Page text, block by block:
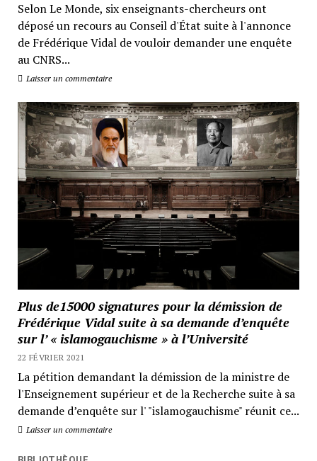
Selon Le Monde, six enseignants-chercheurs ont
déposé un recours au Conseil d'État suite à l'annonce
de Frédérique Vidal de vouloir demander une enquête
au CNRS...
Laisser un commentaire
Plus de15000 signatures pour la démission de
Frédérique Vidal suite à sa demande d’enquête
sur l’ « islamogauchisme » à l’Université
22 FÉVRIER 2021
La pétition demandant la démission de la ministre de
l'Enseignement supérieur et de la Recherche suite à sa
demande d’enquête sur l' "islamogauchisme" réunit ce...
Laisser un commentaire